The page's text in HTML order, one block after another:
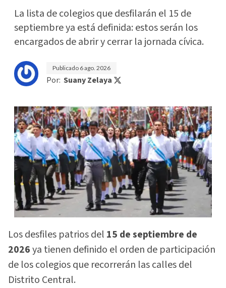
La lista de colegios que desfilarán el 15 de
septiembre ya está definida: estos serán los
encargados de abrir y cerrar la jornada cívica.
Publicado 6 ago. 2026
Por: Suany Zelaya
Los desfiles patrios del 15 de septiembre de
2026ya tienen definido el orden de participación
de los colegios que recorrerán las calles del
Distrito Central.